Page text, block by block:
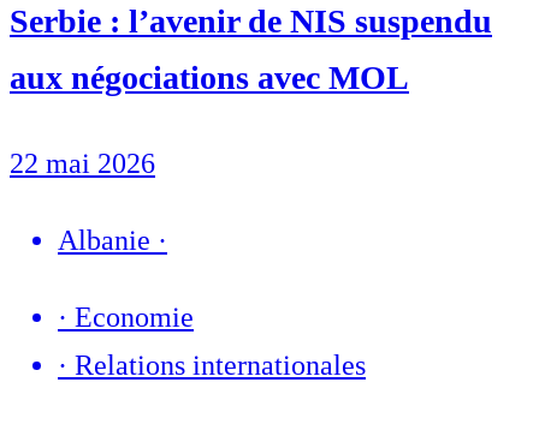
Serbie : l’avenir de NIS suspendu
aux négociations avec MOL
22 mai 2026
Albanie ·
· Economie
· Relations internationales